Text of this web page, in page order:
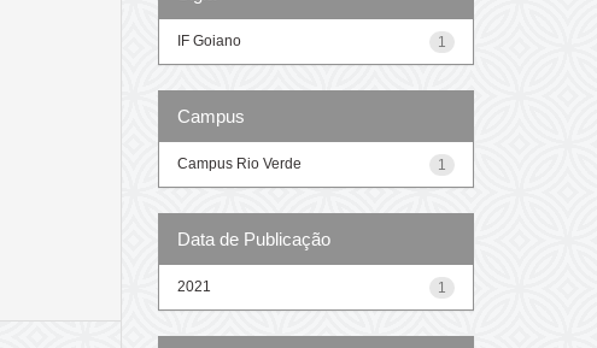
1
IF Goiano
Campus
1
Campus Rio Verde
Data de Publicação
1
2021